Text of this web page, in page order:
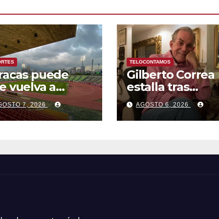
puede
vuelva a
los Juegos
Caribe tras
7, 2026
TELOCONTAMOS
Gilberto Correa
estalla tras
conocer la
decisión del
tribunal en su
AGOSTO 6, 2026